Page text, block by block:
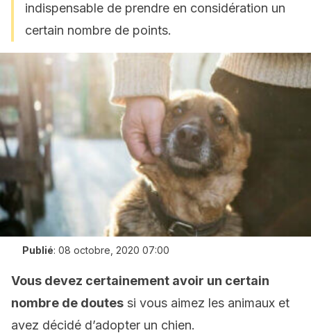
indispensable de prendre en considération un
certain nombre de points.
Publié: 08 octobre, 2020 07:00
Vous devez certainement avoir un certain
nombre de doutes si vous aimez les animaux et
avez décidé d’adopter un chien.